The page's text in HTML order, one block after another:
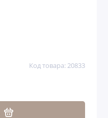
Код товара: 20833